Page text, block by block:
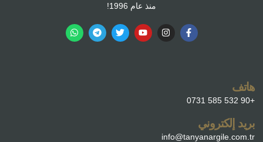
منذ عام 1996!
هاتف
+90 532 585 0731
بريد إلكتروني
info@tanyanargile.com.tr